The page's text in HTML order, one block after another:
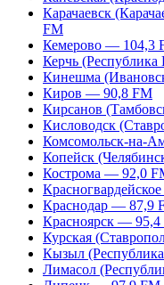
Карачаевск
FM
Кемерово — 104,3
Керчь
Кинешма
Киров — 90,8 FM
Кирсанов
Кисловодск
Комсомольск-на-
Копейск
Кострома — 92,0
Краснодар — 87,9
Красноярск — 95,4
Курская
Кызыл
Лимасол